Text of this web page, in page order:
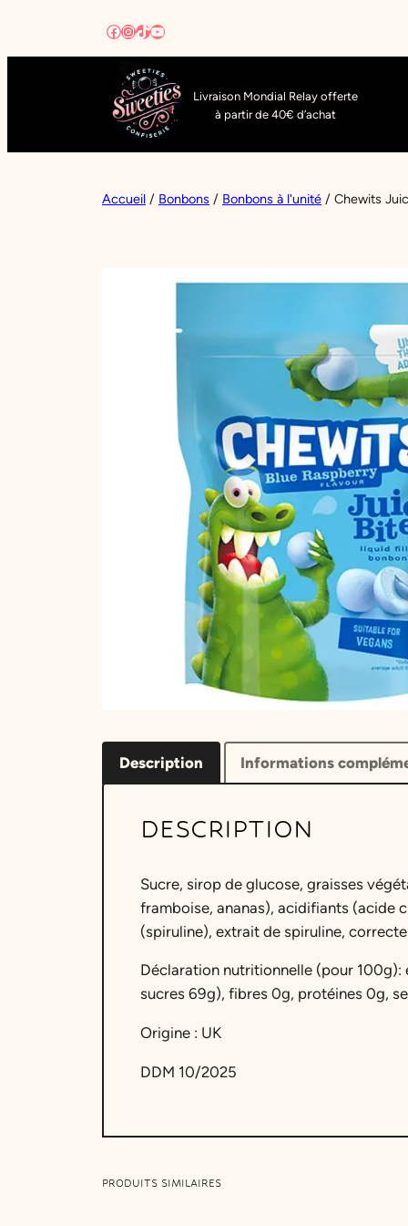
Facebook
Instagram
TikTok
YouTube
Livraison Mondial Relay offerte
à partir de 40€ d’achat
Accueil / Bonbons / Bonbons à l'unité / Chewits
Description Informations
DESCRIPTION
Sucre, sirop de glucose, graisses
framboise, ananas), acidifiants (acide
(spiruline), extrait de spiruline,
Déclaration nutritionnelle (pour 100g):
sucres 69g), fibres 0g, protéines 0g,
Origine : UK
DDM 10/2025
PRODUITS SIMILAIRES